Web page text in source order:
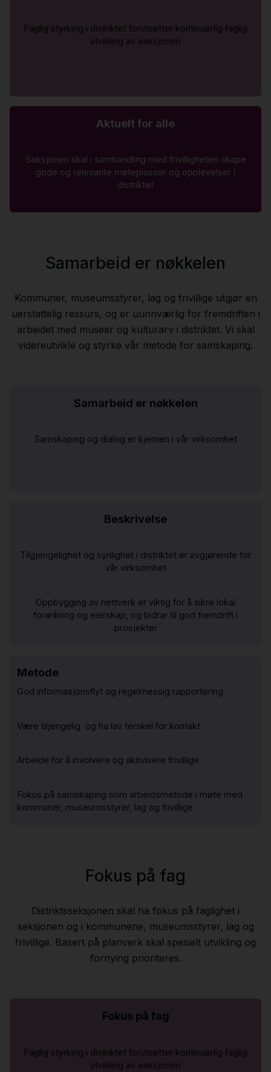
Faglig styrking i distriktet forutsetter kontinuerlig faglig
utvikling av seksjonen
Aktuelt for alle
Seksjonen skal i samhandling med frivilligheten skape
gode og relevante møteplasser og opplevelser i
distriktet
Samarbeid er nøkkelen
Kommuner, museumsstyrer, lag og frivillige utgjør en
uerstattelig ressurs, og er uunnværlig for fremdriften i
arbeidet med museer og kulturarv i distriktet. Vi skal
videreutvikle og styrke vår metode for samskaping.
Samarbeid er nøkkelen
Samskaping og dialog er kjernen i vår virksomhet
Beskrivelse
Tilgjengelighet og synlighet i distriktet er avgjørende for
vår virksomhet
Oppbygging av nettverk er viktig for å sikre lokal
forankring og eierskap, og bidrar til god fremdrift i
prosjekter
Metode
God informasjonsflyt og regelmessig rapportering
Være tiljengelig og ha lav terskel for kontakt
Arbeide for å involvere og aktivisere frivillige
Fokus på samskaping som arbeidsmetode i møte med
kommuner, museumsstyrer, lag og frivillige
Fokus på fag
Distriktsseksjonen skal ha fokus på faglighet i
seksjonen og i kommunene, museumsstyrer, lag og
frivillige. Basert på planverk skal spesielt utvikling og
fornying prioriteres.
Fokus på fag
Faglig styrking i distriktet forutsetter kontinuerlig faglig
utvikling av seksjonen